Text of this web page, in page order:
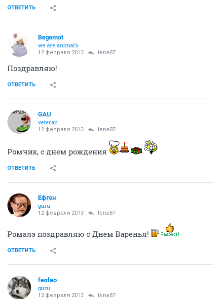
ОТВЕТИТЬ
Begemot
we are animal's
12 февраля 2013 lena87
Поздравляю!
ОТВЕТИТЬ
GAU
veteran
12 февраля 2013 lena87
Ромчик, с днем рождения
ОТВЕТИТЬ
Ефген
guru
12 февраля 2013 lena87
Ромалэ поздравляю с Днем Варенья!
ОТВЕТИТЬ
feofeo
guru
12 февраля 2013 lena87